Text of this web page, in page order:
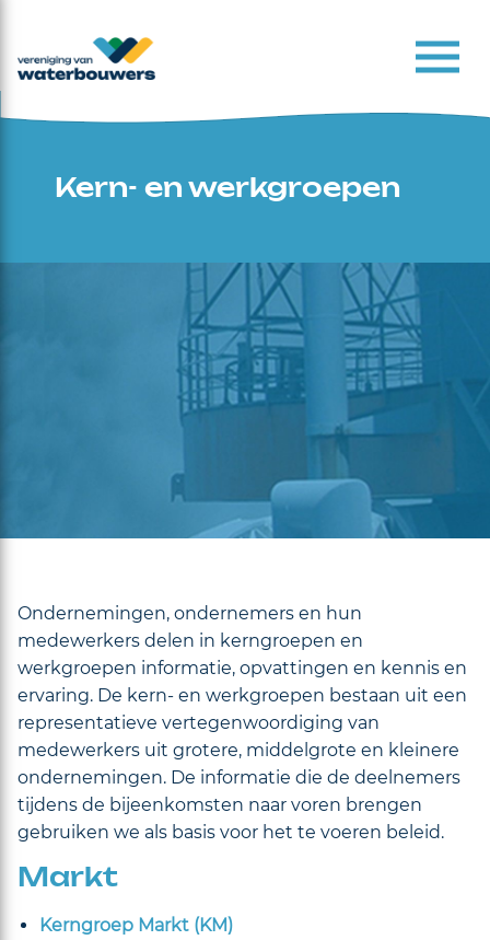
Kern- en werkgroepen
Ondernemingen, ondernemers en hun
medewerkers delen in kerngroepen en
werkgroepen informatie, opvattingen en kennis en
ervaring. De kern- en werkgroepen bestaan uit een
representatieve vertegenwoordiging van
medewerkers uit grotere, middelgrote en kleinere
ondernemingen. De informatie die de deelnemers
tijdens de bijeenkomsten naar voren brengen
gebruiken we als basis voor het te voeren beleid.
Markt
Kerngroep Markt (KM)